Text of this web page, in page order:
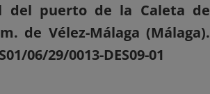
del puerto de la Caleta de
de Vélez-Málaga (Málaga).
06/29/0013-DES09-01